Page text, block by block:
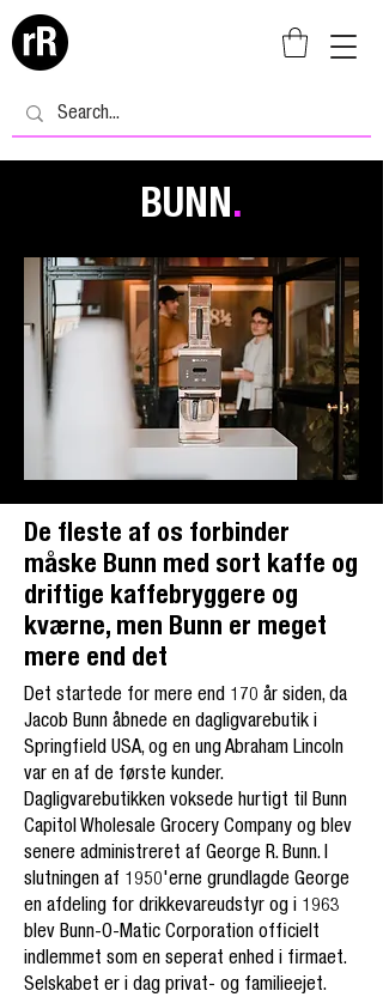
BUNN.
De fleste af os forbinder
måske Bunn med sort kaffe og
driftige kaffebryggere og
kværne, men Bunn er meget
mere end det
Det startede for mere end 170 år siden, da
Jacob Bunn åbnede en dagligvarebutik i
Springfield USA, og en ung Abraham Lincoln
var en af de første kunder.
Dagligvarebutikken voksede hurtigt til Bunn
Capitol Wholesale Grocery Company og blev
senere administreret af George R. Bunn. I
slutningen af 1950'erne grundlagde George
en afdeling for drikkevareudstyr og i 1963
blev Bunn-O-Matic Corporation officielt
indlemmet som en seperat enhed i firmaet.
Selskabet er i dag privat- og familieejet.